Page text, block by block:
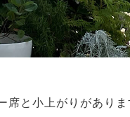
席と小上がりがあり